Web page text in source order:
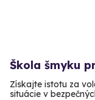
Škola šmyku
Získajte istotu za
situácie v